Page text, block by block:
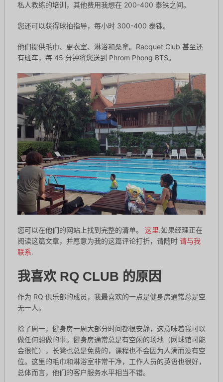
私人教练的培训，其他费用我想在 200-400 泰铢之间。
您还可以获得球拍指导，每小时 300-400 泰铢。
他们提供毛巾、更衣室、淋浴和桑拿。Racquet Club 甚至还
有班车，每 45 分钟将您送到 Phrom Phong BTS。
您可以在他们的网站上找到完整的清单。 这里.如果经理正在
阅读这篇文章，并愿意为我的这篇评论打折，请随时 请与我
联系.
我喜欢 RQ CLUB 的原因
作为 RQ 俱乐部的成员，我最喜欢的一点是健身房通常总是空
无一人。
除了周一，健身房一周大部分时间都很安静，这意味着我可以
做任何想做的事。健身房通常总是有空闲的场地（网球馆可能
会很忙），长凳也总是免费的，课程也不会因为人满而没有空
位。这里的毛巾和淋浴室非常干净，工作人员的英语也很好，
总体而言，他们的客户服务水平相当不错。